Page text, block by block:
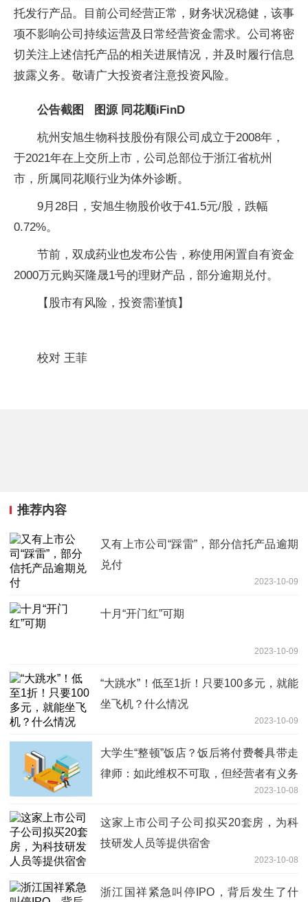
托发行产品。目前公司经营正常，财务状况稳健，该事
项不影响公司持续运营及日常经营资金需求。公司将密
切关注上述信托产品的相关进展情况，并及时履行信息
披露义务。敬请广大投资者注意投资风险。
公告截图 图源 同花顺iFinD
杭州安旭生物科技股份有限公司成立于2008年，
于2021年在上交所上市，公司总部位于浙江省杭州
市，所属同花顺行业为体外诊断。
9月28日，安旭生物股价收于41.5元/股，跌幅
0.72%。
节前，双成药业也发布公告，称使用闲置自有资金
2000万元购买隆晟1号的理财产品，部分逾期兑付。
【股市有风险，投资需谨慎】
校对 王菲
推荐内容
又有上市公司“踩雷”，部分信托产品逾期
兑付
2023-10-09
十月“开门红”可期
2023-10-09
“大跳水”！低至1折！只要100多元，就能
坐飞机？什么情况
2023-10-09
大学生“整顿”饭店？饭后将付费餐具带走
律师：如此维权不可取，但经营者有义务
2023-10-08
这家上市公司子公司拟买20套房，为科
技研发人员等提供宿舍
2023-10-08
浙江国祥紧急叫停IPO，背后发生了什